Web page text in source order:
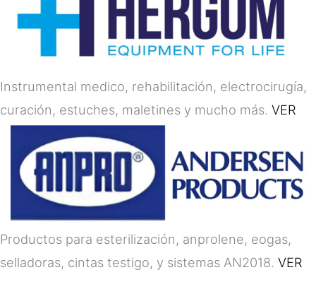
Instrumental medico, rehabilitación, electrocirugía,
curación, estuches, maletines y mucho más. VER
Productos para esterilización, anprolene, eogas,
selladoras, cintas testigo, y sistemas AN2018. VER